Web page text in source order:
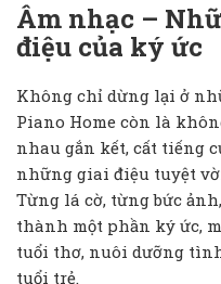
Âm nhạc –
điệu của ký ức
Không chỉ dừng lại ở
Piano Home còn là
nhau gắn kết, cất tiếng
những giai điệu tuyệt
Từng lá cờ, từng bức
thành một phần ký ức,
tuổi thơ, nuôi dưỡng
tuổi trẻ.